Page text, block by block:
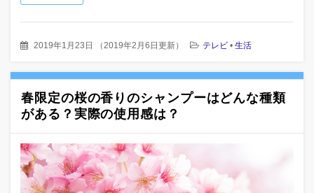
2019年1月23日 （2019年2月6日更新） テレビ • 生活
春限定の桜の香りのシャンプーはどんな種類
がある？実際の使用感は？